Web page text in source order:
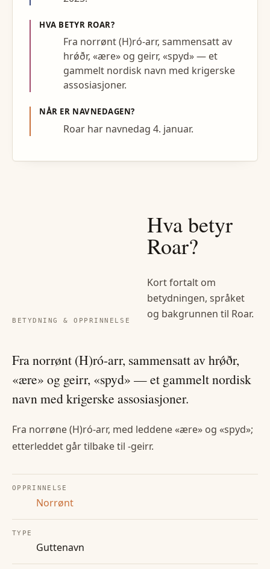
HVA BETYR ROAR?
Fra norrønt (H)ró-arr, sammensatt av
hrǿðr, «ære» og geirr, «spyd» — et
gammelt nordisk navn med krigerske
assosiasjoner.
NÅR ER NAVNEDAGEN?
Roar har navnedag 4. januar.
BETYDNING & OPPRINNELSE
Hva betyr
Roar?
Kort fortalt om
betydningen, språket
og bakgrunnen til Roar.
Fra norrønt (H)ró-arr, sammensatt av hrǿðr,
«ære» og geirr, «spyd» — et gammelt nordisk
navn med krigerske assosiasjoner.
Fra norrøne (H)ró-arr, med leddene «ære» og «spyd»;
etterleddet går tilbake til -geirr.
OPPRINNELSE
Norrønt
TYPE
Guttenavn